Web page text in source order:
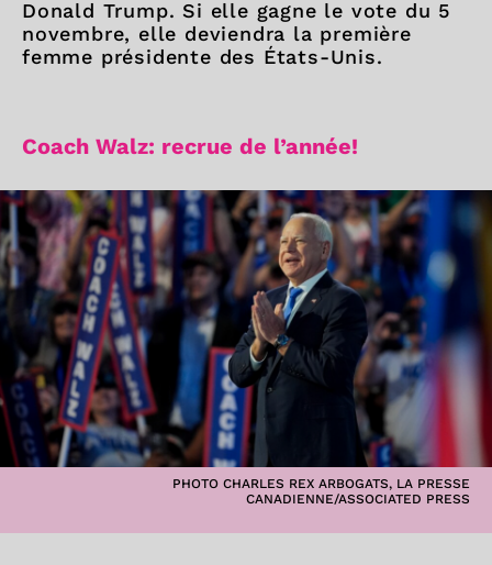
Donald Trump. Si elle gagne le vote du 5
novembre, elle deviendra la première
femme présidente des États-Unis.
Coach Walz: recrue de l’année!
PHOTO CHARLES REX ARBOGATS, LA PRESSE
CANADIENNE/ASSOCIATED PRESS